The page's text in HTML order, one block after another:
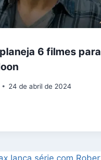
6 filmes para
24 de abril de 2024